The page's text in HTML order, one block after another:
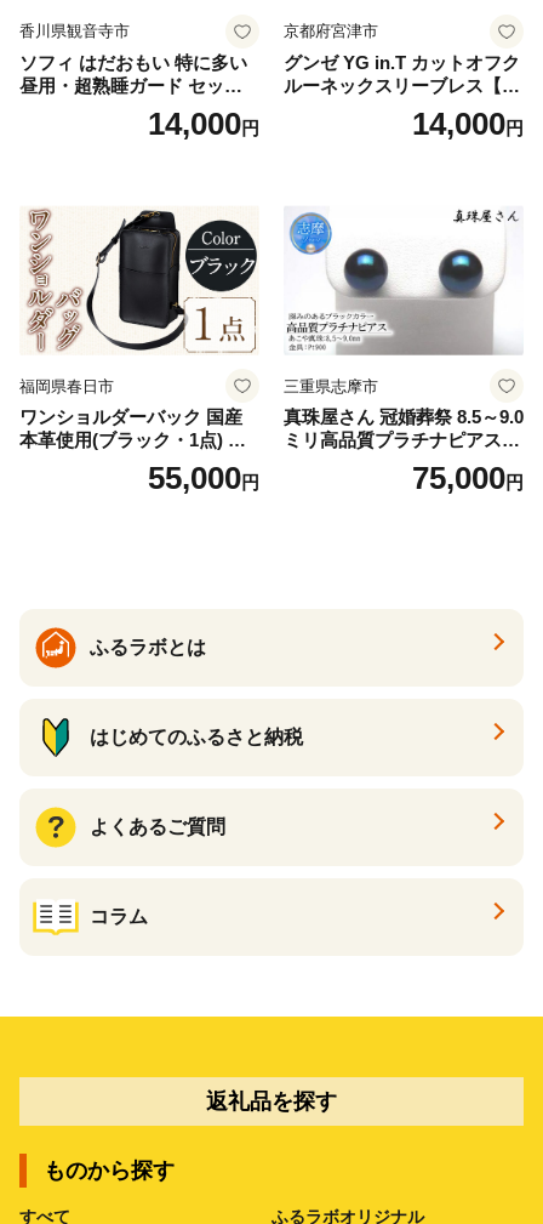
香川県観音寺市
ソフィ はだおもい 特に多い
昼用・超熟睡ガード セット
羽付き ナプキン 生理用品 サ
ニタリー ユニ・チャーム
14,000円
京都府宮津市
グンゼ YG in.T カットオフク
ルーネックスリーブレス【Y
V2618P】Lサイズ クリアベ
ージュ3枚セット [№5716-04
14,000円
福岡県春日市
ワンショルダーバック 国産
本革使用(ブラック・1点) 鞄
バック バッグ カバン レザー
国産 日本製 牛革 黒 革 革製
55,000円
三重県志摩市
真珠屋さん 冠婚葬祭 8.5～9.0
ミリ高品質プラチナピアス P
t900 志摩産アコヤ真珠 ブラ
ックパール 黒真珠75,000円
ふるラボとは
はじめてのふるさと納税
よくあるご質問
コラム
返礼品を探す
ものから探す
すべて ふるラボオリジナル